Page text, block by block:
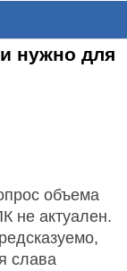
нужно для
объема
не актуален.
слава